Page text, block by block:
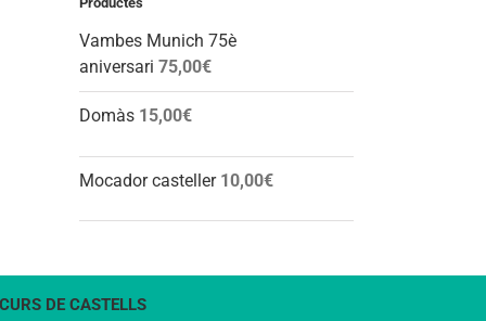
Vambes Munich 75è
aniversari 75,00€
Domàs 15,00€
Mocador casteller 10,00€
DE CASTELLS